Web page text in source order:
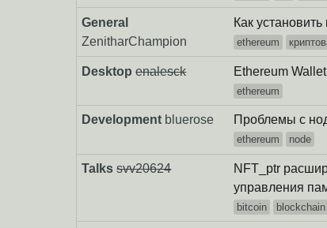
General
ZenitharChampion
Как
ethereum
Desktop enalesck Ethereum Wallet
ethereum
Development bluerose Проблемы с
ethereum node
Talks svv20624
NFT_ptr
управления
bitcoin blockchain